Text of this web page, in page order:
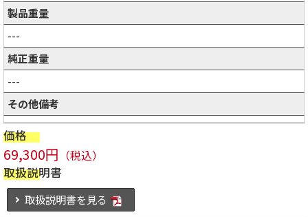
製品重量
---
純正重量
---
その他備考
価格
69,300円 （税込）
取扱説明書
取扱説明書を見る